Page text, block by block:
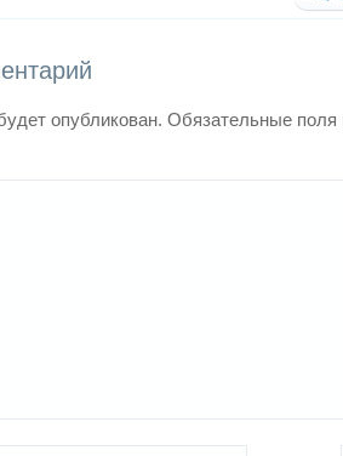
опубликован. Обязательные поля